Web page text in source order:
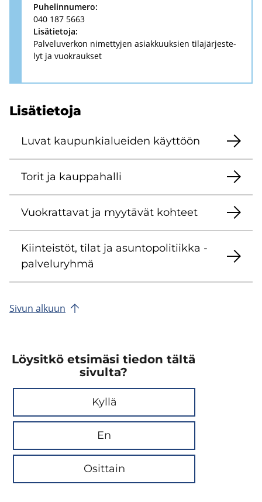
Pu­he­lin­nu­me­ro:
040 187 5663
Li­sä­tie­to­ja:
Pal­ve­lu­ver­kon ni­met­ty­jen asiak­kuuk­sien ti­la­jär­jes­te­
lyt ja vuo­krauk­set
Li­sä­tie­to­ja
Luvat kau­pun­kia­luei­den käyt­töön
Torit ja kaup­pa­hal­li
Vuo­krat­ta­vat ja myy­tä­vät koh­teet
Kiin­teis­töt, tilat ja asun­to­po­li­tiik­ka -​
palveluryhmä
Sivun al­kuun
Löysitkö etsimäsi tiedon tältä
sivulta?
Kyllä
En
Osittain